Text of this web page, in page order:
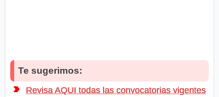
Te sugerimos:
Revisa AQUI todas las convocatorias vigentes